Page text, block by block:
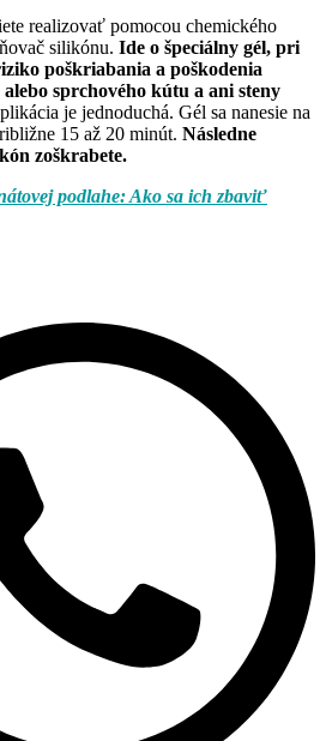
realizovať pomocou chemického
silikónu. Ide o špeciálny gél, pri
poškriabania a poškodenia
alebo sprchového kútu a ani steny
je jednoduchá. Gél sa nanesie na
15 až 20 minút. Následne
zoškrabete.
podlahe: Ako sa ich zbaviť